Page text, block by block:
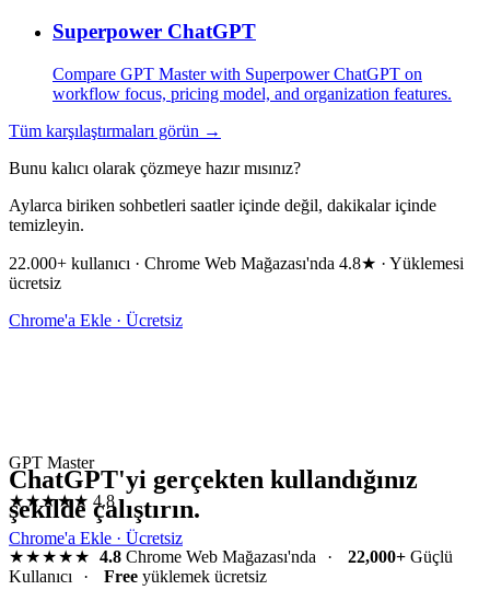
Superpower ChatGPT
Compare GPT Master with Superpower ChatGPT on
workflow focus, pricing model, and organization features.
Tüm karşılaştırmaları görün →
Bunu kalıcı olarak çözmeye hazır mısınız?
Aylarca biriken sohbetleri saatler içinde değil, dakikalar içinde
temizleyin.
22.000+ kullanıcı · Chrome Web Mağazası'nda 4.8★ · Yüklemesi
ücretsiz
Chrome'a Ekle · Ücretsiz
GPT Master
★★★★★ 4.8
Chrome'a Ekle · Ücretsiz
ChatGPT'yi gerçekten kullandığınız
şekilde çalıştırın.
★★★★★ 4.8Chrome Web Mağazası'nda · 22,000+Güçlü
Kullanıcı
· Free yüklemek ücretsiz